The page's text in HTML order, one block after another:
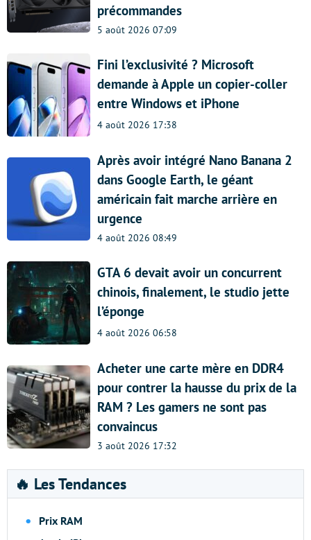
précommandes
5 août 2026 07:09
Fini l’exclusivité ? Microsoft
demande à Apple un copier-coller
entre Windows et iPhone
4 août 2026 17:38
Après avoir intégré Nano Banana 2
dans Google Earth, le géant
américain fait marche arrière en
urgence
4 août 2026 08:49
GTA 6 devait avoir un concurrent
chinois, finalement, le studio jette
l’éponge
4 août 2026 06:58
Acheter une carte mère en DDR4
pour contrer la hausse du prix de la
RAM ? Les gamers ne sont pas
convaincus
3 août 2026 17:32
🔥 Les Tendances
Prix RAM